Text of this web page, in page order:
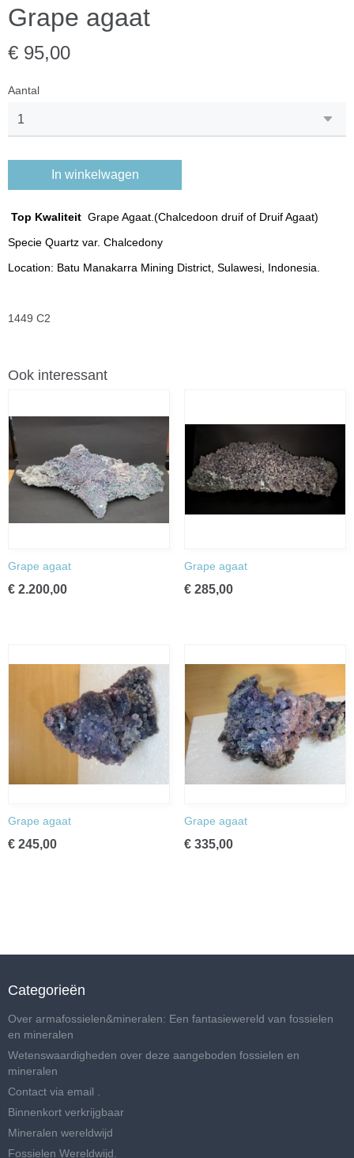
Grape agaat
€ 95,00
Aantal
In winkelwagen
Top Kwaliteit Grape Agaat.(Chalcedoon druif of Druif Agaat)
Specie Quartz var. Chalcedony
Location: Batu Manakarra Mining District, Sulawesi, Indonesia.
1449 C2
Ook interessant
Grape agaat
€ 2.200,00
Grape agaat
€ 285,00
Grape agaat
€ 245,00
Grape agaat
€ 335,00
Categorieën
Over armafossielen&mineralen: Een fantasiewereld van fossielen
en mineralen
Wetenswaardigheden over deze aangeboden fossielen en
mineralen
Contact via email .
Binnenkort verkrijgbaar
Mineralen wereldwijd
Fossielen Wereldwijd.